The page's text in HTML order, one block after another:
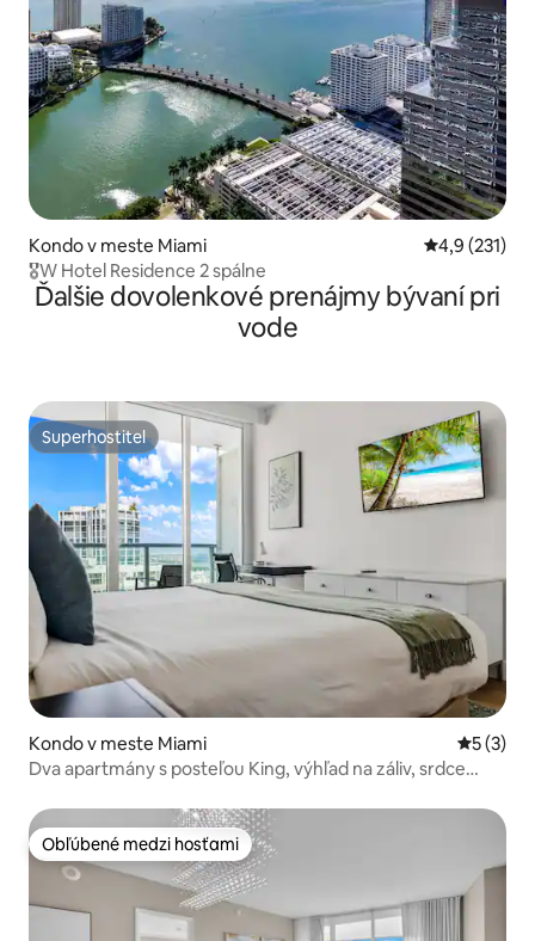
Kondo v meste Miami Priemerné
4,9 (231)
🎖W Hotel Residence 2 spálne
Ďalšie dovolenkové prenájmy bývaní pri
vode
Superhostiteľ
Superhostiteľ
Kondo v meste Miami
5 (3)
Dva apartmány s posteľou King, výhľad na záliv, srdce
Obľúbené medzi hosťami
Obľúbené medzi hosťami